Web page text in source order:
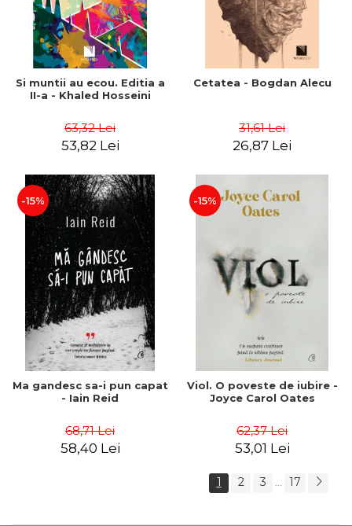
Si muntii au ecou. Editia a
II-a - Khaled Hosseini
63,32 Lei
53,82 Lei
Cetatea - Bogdan Alecu
31,61 Lei
26,87 Lei
-15%
Ma gandesc sa-i pun capat
- Iain Reid
68,71 Lei
58,40 Lei
-15%
Viol. O poveste de iubire -
Joyce Carol Oates
62,37 Lei
53,01 Lei
1 2 3 ... 17